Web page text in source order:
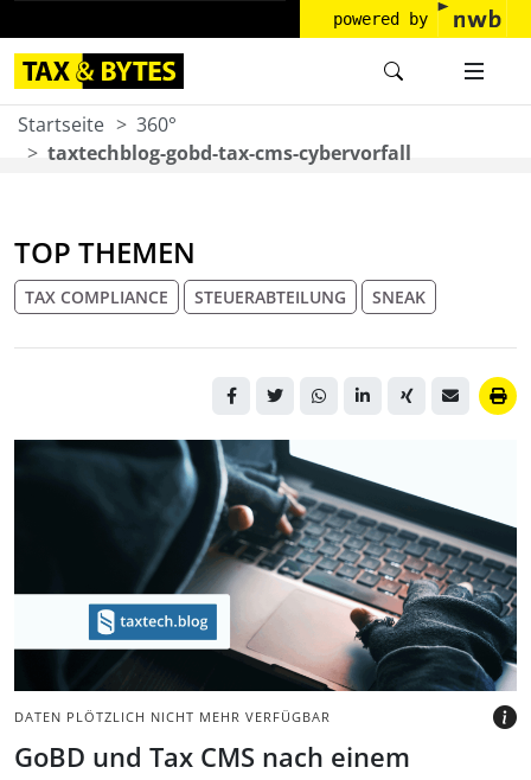
powered by
Startseite
360°
taxtechblog-gobd-tax-cms-cybervorfall
TOP THEMEN
TAX COMPLIANCE STEUERABTEILUNG SNEAK
DATEN PLÖTZLICH NICHT MEHR VERFÜGBAR
GoBD und Tax CMS nach einem
Vermummte Person mit
Handschuhen tippt auf
beleuchteter Laptop-
Tastatur.
BILD: @OCTAVIAN-
GRIGORESCUS-IMAGES VIA